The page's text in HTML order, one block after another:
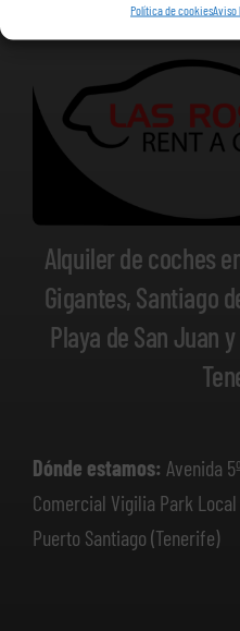
Política de cookiesAviso
Alquiler de coches
Gigantes, Santiago
Playa de San Juan
Dónde estamos: Avenida
Comercial Vigilia Park Local
Puerto Santiago (Tenerife)